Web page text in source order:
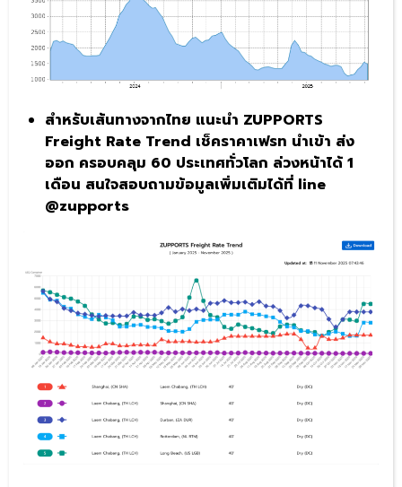
สำหรับเส้นทางจากไทย แนะนำ ZUPPORTS
Freight Rate Trend เช็คราคาเฟรท นำเข้า ส่ง
ออก ครอบคลุม 60 ประเทศทั่วโลก ล่วงหน้าได้ 1
เดือน สนใจสอบถามข้อมูลเพิ่มเติมได้ที่ line
@zupports